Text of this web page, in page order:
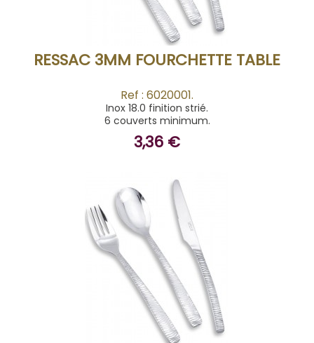
RESSAC 3MM FOURCHETTE TABLE
Ref : 6020001.
Inox 18.0 finition strié.
6 couverts minimum.
3,36 €
ACHETER